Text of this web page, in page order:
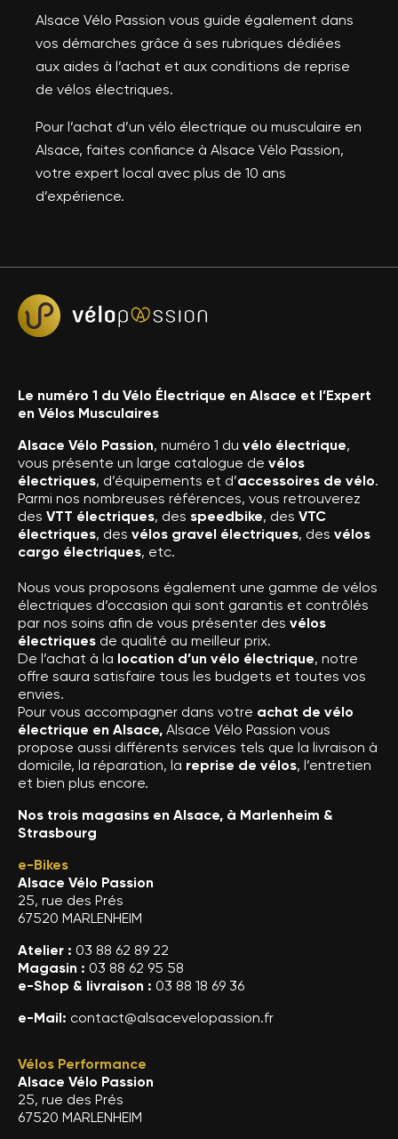
Alsace Vélo Passion vous guide également dans
vos démarches grâce à ses rubriques dédiées
aux aides à l’achat et aux conditions de reprise
de vélos électriques.
Pour l’achat d’un vélo électrique ou musculaire en
Alsace, faites confiance à Alsace Vélo Passion,
votre expert local avec plus de 10 ans
d’expérience.
Le numéro 1 du Vélo Électrique en Alsace et l’Expert
en Vélos Musculaires
Alsace Vélo Passion, numéro 1 du vélo électrique,
vous présente un large catalogue de vélos
électriques, d’équipements et d’accessoires de vélo.
Parmi nos nombreuses références, vous retrouverez
des VTT électriques, des speedbike, des VTC
électriques, des vélos gravel électriques, des vélos
cargo électriques, etc.
Nous vous proposons également une gamme de vélos
électriques d’occasion qui sont garantis et contrôlés
par nos soins afin de vous présenter des vélos
électriques de qualité au meilleur prix.
De l’achat à la location d’un vélo électrique, notre
offre saura satisfaire tous les budgets et toutes vos
envies.
Pour vous accompagner dans votre achat de vélo
électrique en Alsace, Alsace Vélo Passion vous
propose aussi différents services tels que la livraison à
domicile, la réparation, la reprise de vélos, l’entretien
et bien plus encore.
Nos trois magasins en Alsace, à Marlenheim &
Strasbourg
e-Bikes
Alsace Vélo Passion
25, rue des Prés
67520 MARLENHEIM
Atelier : 03 88 62 89 22
Magasin : 03 88 62 95 58
e-Shop & livraison : 03 88 18 69 36
e-Mail: contact@alsacevelopassion.fr
Vélos Performance
Alsace Vélo Passion
25, rue des Prés
67520 MARLENHEIM